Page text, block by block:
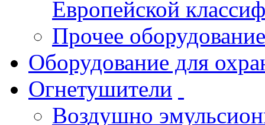
Европейской
Прочее оборудование
Оборудование для
Огнетушители
Воздушно